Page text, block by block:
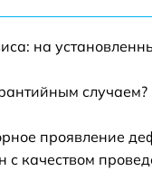
на
случаем?
проявление
с качеством